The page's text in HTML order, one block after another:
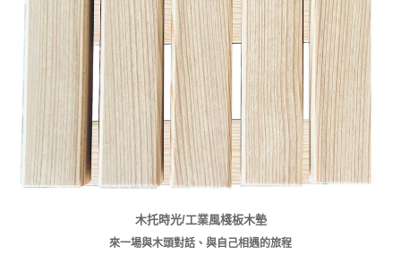
木托時光/工業風棧板木墊
來一場與木頭對話、與自己相遇的旅程